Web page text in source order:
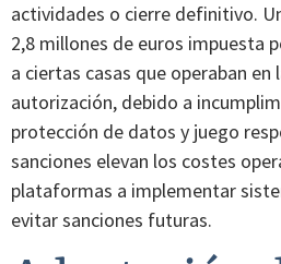
actividades o cierre definitivo.
2,8 millones de euros impuesta
a ciertas casas que operaban en
autorización, debido a
protección de datos y juego
sanciones elevan los costes
plataformas a implementar
evitar sanciones futuras.